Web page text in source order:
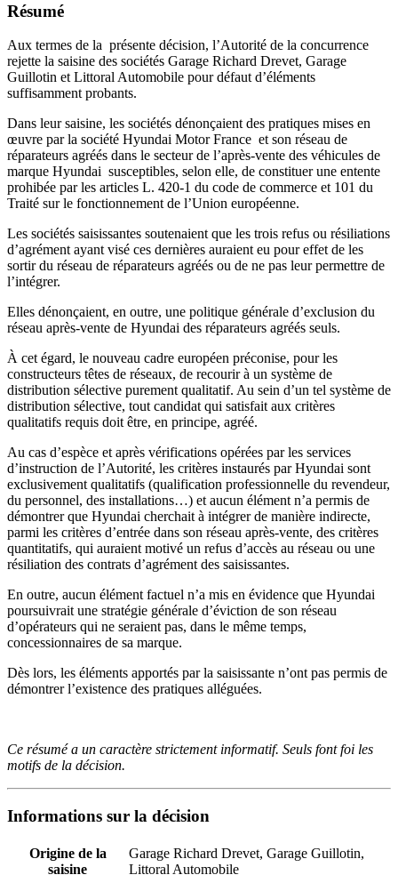
Résumé
Aux termes de la présente décision, l’Autorité de la concurrence
rejette la saisine des sociétés Garage Richard Drevet, Garage
Guillotin et Littoral Automobile pour défaut d’éléments
suffisamment probants.
Dans leur saisine, les sociétés dénonçaient des pratiques mises en
œuvre par la société Hyundai Motor France et son réseau de
réparateurs agréés dans le secteur de l’après-vente des véhicules de
marque Hyundai susceptibles, selon elle, de constituer une entente
prohibée par les articles L. 420-1 du code de commerce et 101 du
Traité sur le fonctionnement de l’Union européenne.
Les sociétés saisissantes soutenaient que les trois refus ou résiliations
d’agrément ayant visé ces dernières auraient eu pour effet de les
sortir du réseau de réparateurs agréés ou de ne pas leur permettre de
l’intégrer.
Elles dénonçaient, en outre, une politique générale d’exclusion du
réseau après-vente de Hyundai des réparateurs agréés seuls.
À cet égard, le nouveau cadre européen préconise, pour les
constructeurs têtes de réseaux, de recourir à un système de
distribution sélective purement qualitatif. Au sein d’un tel système de
distribution sélective, tout candidat qui satisfait aux critères
qualitatifs requis doit être, en principe, agréé.
Au cas d’espèce et après vérifications opérées par les services
d’instruction de l’Autorité, les critères instaurés par Hyundai sont
exclusivement qualitatifs (qualification professionnelle du revendeur,
du personnel, des installations…) et aucun élément n’a permis de
démontrer que Hyundai cherchait à intégrer de manière indirecte,
parmi les critères d’entrée dans son réseau après-vente, des critères
quantitatifs, qui auraient motivé un refus d’accès au réseau ou une
résiliation des contrats d’agrément des saisissantes.
En outre, aucun élément factuel n’a mis en évidence que Hyundai
poursuivrait une stratégie générale d’éviction de son réseau
d’opérateurs qui ne seraient pas, dans le même temps,
concessionnaires de sa marque.
Dès lors, les éléments apportés par la saisissante n’ont pas permis de
démontrer l’existence des pratiques alléguées.
Ce résumé a un caractère strictement informatif. Seuls font foi les
motifs de la décision.
Informations sur la décision
Origine de la
saisine
Garage Richard Drevet, Garage Guillotin,
Littoral Automobile